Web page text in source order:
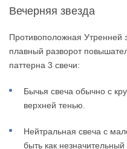
Вечерняя звезда
Противоположная Утренней
плавный разворот
паттерна 3 свечи:
Бычья свеча обычно с
верхней тенью.
Нейтральная свеча с
быть как